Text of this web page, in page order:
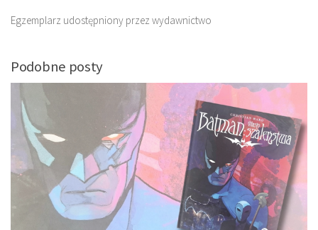
Egzemplarz udostępniony przez wydawnictwo
Podobne posty